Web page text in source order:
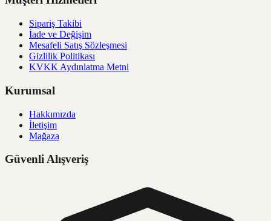
Sipariş Takibi
İade ve Değişim
Mesafeli Satış Sözleşmesi
Gizlilik Politikası
KVKK Aydınlatma Metni
Kurumsal
Hakkımızda
İletişim
Mağaza
Güvenli Alışveriş